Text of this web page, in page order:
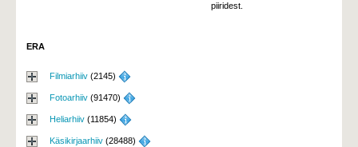
piiridest.
ERA
Filmiarhiiv (2145)
Fotoarhiiv (91470)
Heliarhiiv (11854)
Käsikirjaarhiiv (28488)